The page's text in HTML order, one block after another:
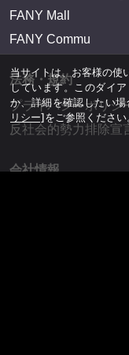
FANY Mall
FANY Commu
法務・規約
プライバシーポリシ
反社会的勢力排除宣
会社情報
当サイトは、お客様の使
しています。このダイ
か、詳細を確認したい場
リシー]をご参照ください